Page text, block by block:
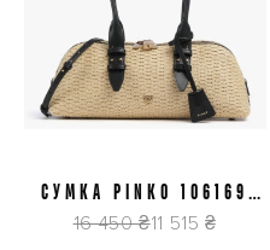
СУМКА PINKO 106169
A1RLC 24Q
16 450 ₴11 515 ₴